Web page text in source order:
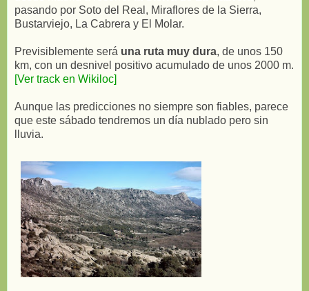
pasando por Soto del Real, Miraflores de la Sierra,
Bustarviejo, La Cabrera y El Molar.
Previsiblemente será una ruta muy dura, de unos 150
km, con un desnivel positivo acumulado de unos 2000 m.
[Ver track en Wikiloc]
Aunque las predicciones no siempre son fiables, parece
que este sábado tendremos un día nublado pero sin
lluvia.